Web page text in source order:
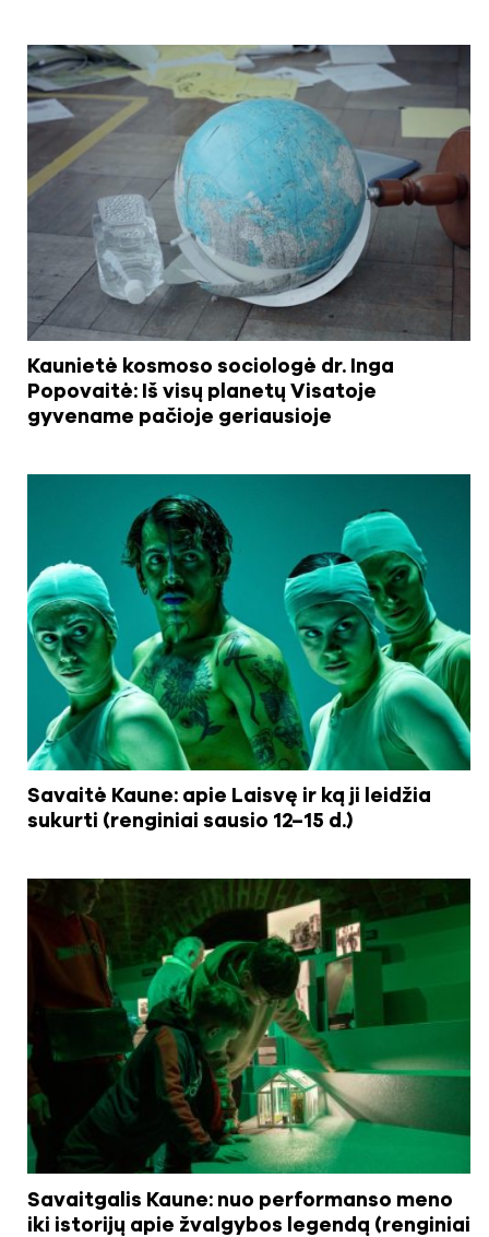
Kaunietė kosmoso sociologė dr. Inga
Popovaitė: Iš visų planetų Visatoje
gyvename pačioje geriausioje
Savaitė Kaune: apie Laisvę ir ką ji leidžia
sukurti (renginiai sausio 12–15 d.)
Savaitgalis Kaune: nuo performanso meno
iki istorijų apie žvalgybos legendą (renginiai